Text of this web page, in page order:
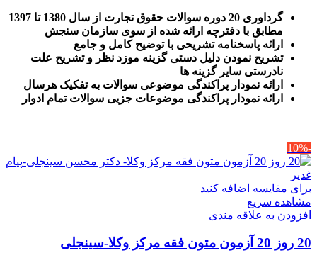
گرداوری 20 دوره سوالات حقوق تجارت از سال 1380 تا 1397
مطابق با دفترچه ارائه شده از سوی سازمان سنجش
ارائه پاسخنامه تشریحی با توضیح کامل و جامع
تشریح نمودن دلیل دستی گزینه موزد نظر و تشریح علت
نادرستی سایر گزینه ها
ارائه نمودار پراکندگی موضوعی سوالات به تفکیک هرسال
رائه نمودار پراکندگی موضوعات جزیی سوالات تمام ادوار
-10%
برای مقایسه اضافه کنید
مشاهده سریع
افزودن به علاقه مندی
20 روز 20 آزمون متون فقه مرکز وکلا-سینجلی